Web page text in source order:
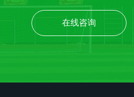
在线咨询